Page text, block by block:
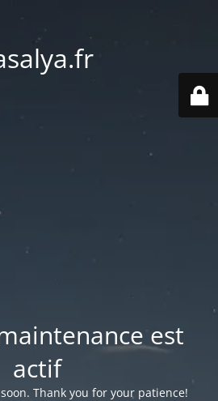
est
actif
Thank you for your patience!